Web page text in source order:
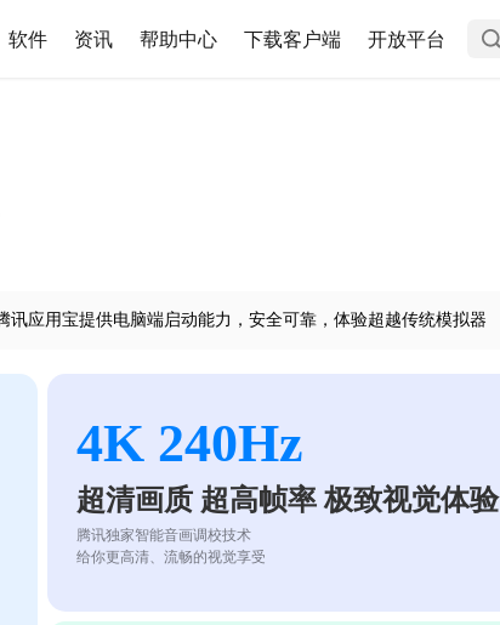
软件 资讯 帮助中心 下载客户端 开放平台
讯应用宝提供电脑端启动能力，安全可靠，体验超越传统模拟器
4K 240Hz
超清画质 超高帧率 极致视觉体验
腾讯独家智能音画调校技术
给你更高清、流畅的视觉享受